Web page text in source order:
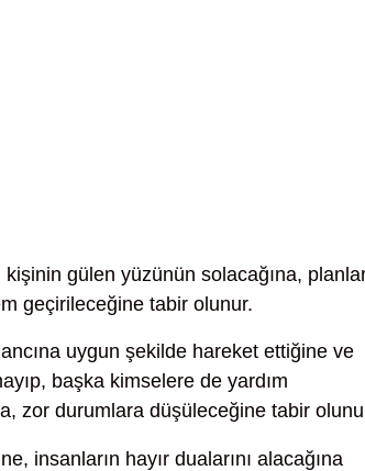
gülen yüzünün solacağına,
geçirileceğine tabir olunur.
uygun şekilde hareket ettiğine ve
başka kimselere de yardım
zor durumlara düşüleceğine tabir
insanların hayır dualarını alacağına